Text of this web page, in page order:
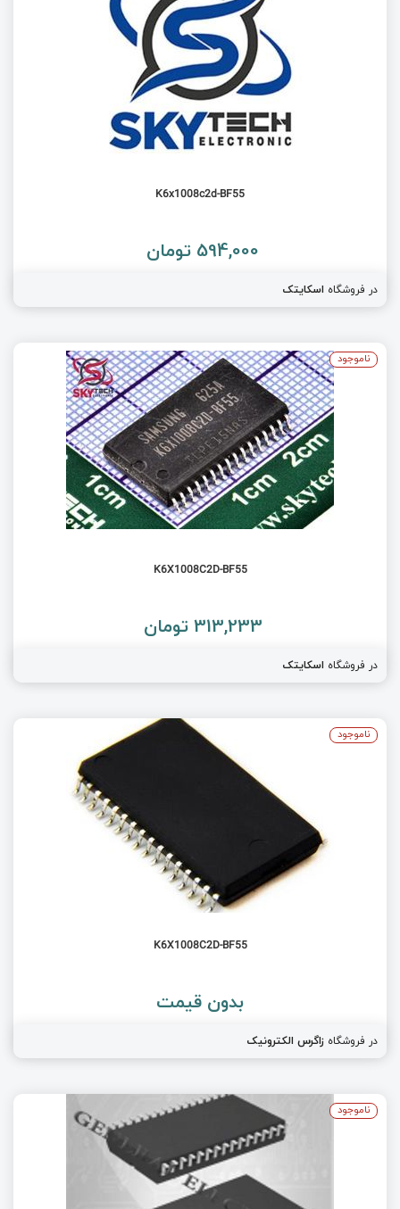
K6x1008c2d-BF55
594,000 تومان
در فروشگاه اسکایتک
K6X1008C2D-BF55
313,233 تومان
در فروشگاه اسکایتک
ناموجود
K6X1008C2D-BF55
بدون قیمت
در فروشگاه زاگرس الکترونیک
ناموجود
ناموجود